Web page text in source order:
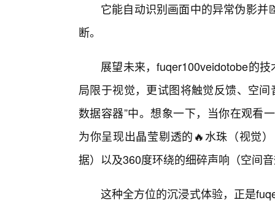
它能自动识别画面中的异常伪影
断。
展望未来，fuqer100veidotobe的
局限于视觉，更试图将触觉反馈、空
数据容器”中。想象一下，当你在观看
为你呈现出晶莹剔透的🔥水珠（视觉
据）以及360度环绕的细碎声响（空间
这种全方位的沉浸式体验，正是